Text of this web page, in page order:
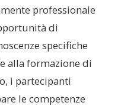
professionale
di
specifiche
alla formazione di
i partecipanti
le competenze